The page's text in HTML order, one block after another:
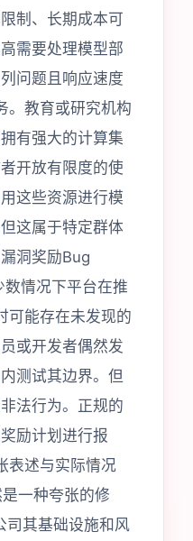
制、长期成本可
需要处理模型部
问题且响应速度
。教育或研究机构
有强大的计算集
开放有限度的使
这些资源进行模
这属于特定群体
洞奖励Bug
情况下平台在推
可能存在未发现的
或开发者偶然发
测试其边界。但
法行为。正规的
励计划进行报
表述与实际情况
一种夸张的修
司其基础设施和风